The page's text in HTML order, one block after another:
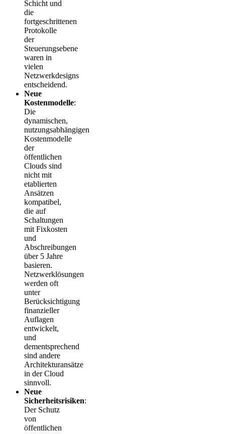
Schicht und
die
fortgeschrittenen
Protokolle
der
Steuerungsebene
waren in
vielen
Netzwerkdesigns
entscheidend.
Neue
Kostenmodelle:
Die
dynamischen,
nutzungsabhängigen
Kostenmodelle
der
öffentlichen
Clouds sind
nicht mit
etablierten
Ansätzen
kompatibel,
die auf
Schaltungen
mit Fixkosten
und
Abschreibungen
über 5 Jahre
basieren.
Netzwerklösungen
werden oft
unter
Berücksichtigung
finanzieller
Auflagen
entwickelt,
und
dementsprechend
sind andere
Architekturansätze
in der Cloud
sinnvoll.
Neue
Sicherheitsrisiken:
Der Schutz
von
öffentlichen